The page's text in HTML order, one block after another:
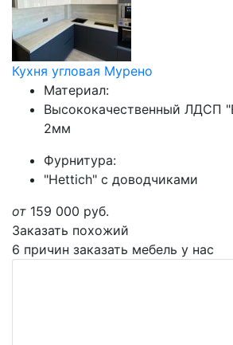
Кухня угловая Мурено
Материал:
Высококачественный ЛДСП
2мм
Фурнитура:
"Hettich" с доводчиками
от 159 000 руб.
Заказать похожий
6 причин заказать мебель у нас